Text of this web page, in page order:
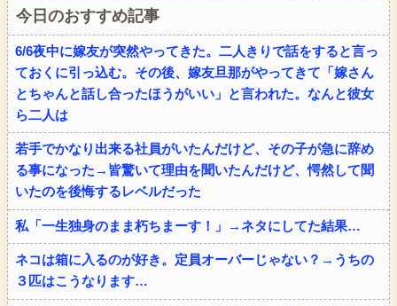
今日のおすすめ記事
6/6夜中に嫁友が突然やってきた。二人きりで話をすると言っ
ておくに引っ込む。その後、嫁友旦那がやってきて「嫁さん
とちゃんと話し合ったほうがいい」と言われた。なんと彼女
ら二人は
若手でかなり出来る社員がいたんだけど、その子が急に辞め
る事になった→皆驚いて理由を聞いたんだけど、愕然して聞
いたのを後悔するレベルだった
私「一生独身のまま朽ちまーす！」→ネタにしてた結果…
ネコは箱に入るのが好き。定員オーバーじゃない？→うちの
３匹はこうなります…